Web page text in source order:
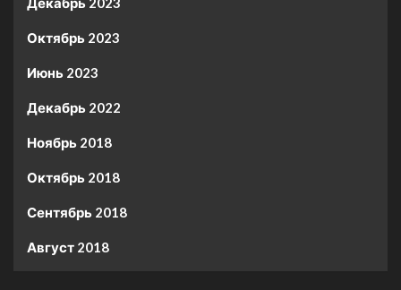
Октябрь 2023
Июнь 2023
Декабрь 2022
Ноябрь 2018
Октябрь 2018
Сентябрь 2018
Август 2018